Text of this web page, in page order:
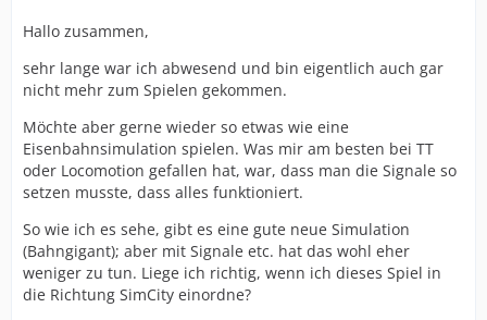
Hallo zusammen,
sehr lange war ich abwesend und bin eigentlich auch gar
nicht mehr zum Spielen gekommen.
Möchte aber gerne wieder so etwas wie eine
Eisenbahnsimulation spielen. Was mir am besten bei TT
oder Locomotion gefallen hat, war, dass man die Signale so
setzen musste, dass alles funktioniert.
So wie ich es sehe, gibt es eine gute neue Simulation
(Bahngigant); aber mit Signale etc. hat das wohl eher
weniger zu tun. Liege ich richtig, wenn ich dieses Spiel in
die Richtung SimCity einordne?